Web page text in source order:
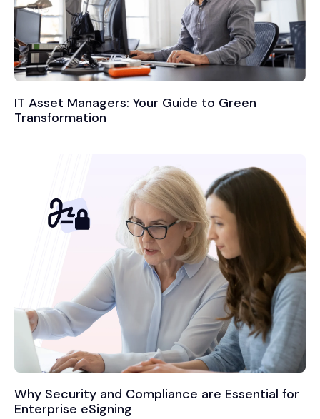
IT Asset Managers: Your Guide to Green
Transformation
Why Security and Compliance are Essential for
Enterprise eSigning